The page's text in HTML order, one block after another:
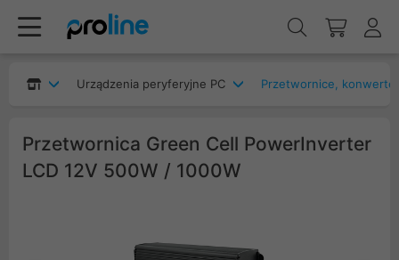
Urządzenia peryferyjne PC Przetwornice,
Przetwornica Green Cell PowerInverter
LCD 12V 500W / 1000W